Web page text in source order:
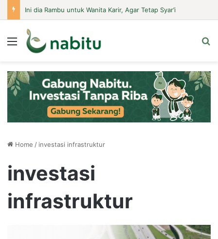
Menu
Home / investasi infrastruktur
investasi
infrastruktur